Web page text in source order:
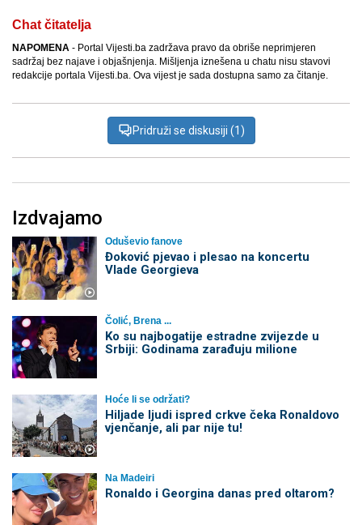
Chat čitatelja
NAPOMENA - Portal Vijesti.ba zadržava pravo da obriše neprimjeren
sadržaj bez najave i objašnjenja. Mišljenja iznešena u chatu nisu stavovi
redakcije portala Vijesti.ba. Ova vijest je sada dostupna samo za čitanje.
Pridruži se diskusiji (1)
Izdvajamo
Oduševio fanove
Đoković pjevao i plesao na koncertu
Vlade Georgieva
Čolić, Brena ...
Ko su najbogatije estradne zvijezde u
Srbiji: Godinama zarađuju milione
Hoće li se održati?
Hiljade ljudi ispred crkve čeka Ronaldovo
vjenčanje, ali par nije tu!
Na Madeiri
Ronaldo i Georgina danas pred oltarom?